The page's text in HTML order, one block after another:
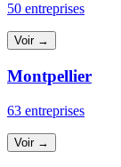
50 entreprises
Voir →
Montpellier
63 entreprises
Voir →